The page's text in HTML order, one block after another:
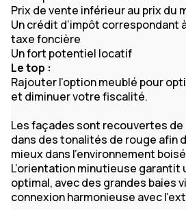
Prix de vente inférieur au prix du
Un crédit d’impôt correspondant
taxe foncière
Un fort potentiel locatif
Le top :
Rajouter l’option meublé pour
et diminuer votre fiscalité.
Les façades sont recouvertes
dans des tonalités de rouge afin
mieux dans l’environnement
L’orientation minutieuse garantit
optimal, avec des grandes baies
connexion harmonieuse avec